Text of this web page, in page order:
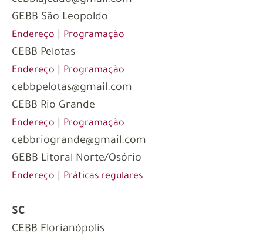
GEBB São Leopoldo
Endereço Programação
CEBB Pelotas
Endereço Programação
cebbpelotas@gmail.com
CEBB Rio Grande
Endereço Programação
cebbriogrande@gmail.com
GEBB Litoral Norte/Osório
Endereço Práticas regulares
SC
CEBB Florianópolis